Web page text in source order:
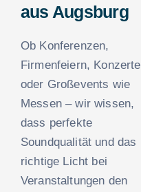
aus Augsburg
Ob Konferenzen,
Firmenfeiern, Konzerte
oder Großevents wie
Messen – wir wissen,
dass perfekte
Soundqualität und das
richtige Licht bei
Veranstaltungen den